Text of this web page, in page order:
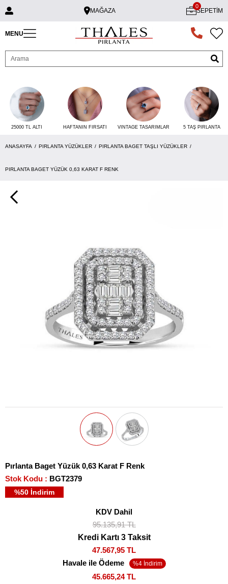
MAĞAZA SEPETIM
0
MENU
25000 TL ALTI HAFTANIN FIRSATI VINTAGE TASARIMLAR 5 TAŞ PIRLANTA
ANASAYFA PIRLANTA YÜZÜKLER PIRLANTA BAGET TAŞLI YÜZÜKLER
PIRLANTA BAGET YÜZÜK 0,63 KARAT F RENK
Pırlanta Baget Yüzük 0,63 Karat F Renk
Stok Kodu
BGT2379
%50 İndirim
KDV Dahil
95.135,91 TL
Kredi Kartı 3 Taksit
47.567,95 TL
Havale ile Ödeme
45.665,24 TL